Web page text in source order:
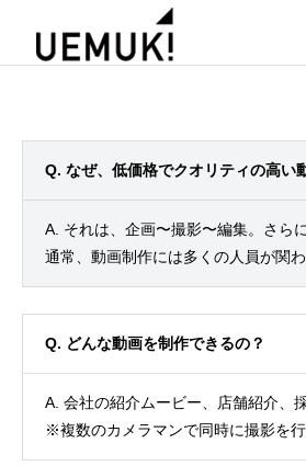
PRICE
WORKS
お問い合わせ
Q. なぜ、低価格でクオリティの高い
A. それは、企画〜撮影〜編集。さら
通常、動画制作には多くの人員が関
Q. どんな動画を制作できるの？
A. 会社の紹介ムービー、店舗紹介、
※複数のカメラマンで同時に撮影を